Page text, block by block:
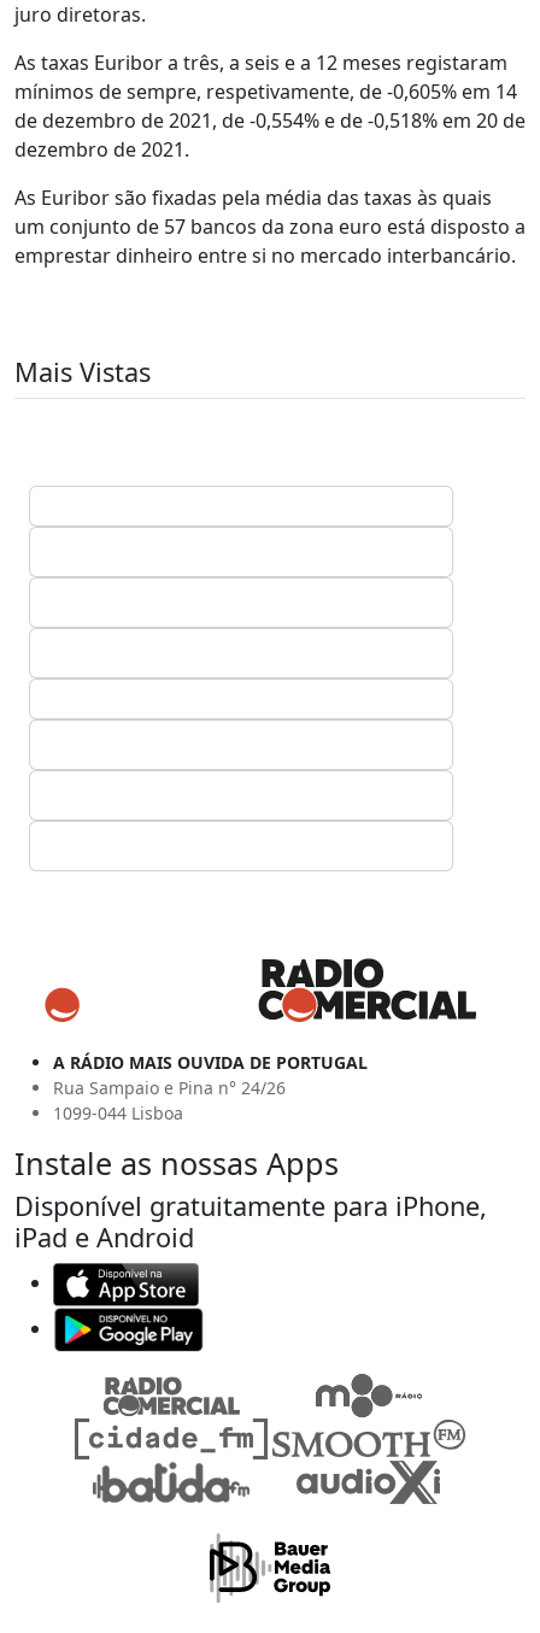
juro diretoras.
As taxas Euribor a três, a seis e a 12 meses registaram
mínimos de sempre, respetivamente, de -0,605% em 14
de dezembro de 2021, de -0,554% e de -0,518% em 20 de
dezembro de 2021.
As Euribor são fixadas pela média das taxas às quais
um conjunto de 57 bancos da zona euro está disposto a
emprestar dinheiro entre si no mercado interbancário.
Mais Vistas
A RÁDIO MAIS OUVIDA DE PORTUGAL
Rua Sampaio e Pina n° 24/26
1099-044 Lisboa
Instale as nossas Apps
Disponível gratuitamente para iPhone,
iPad e Android